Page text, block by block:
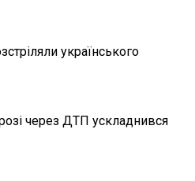
українського
через ДТП ускладнився